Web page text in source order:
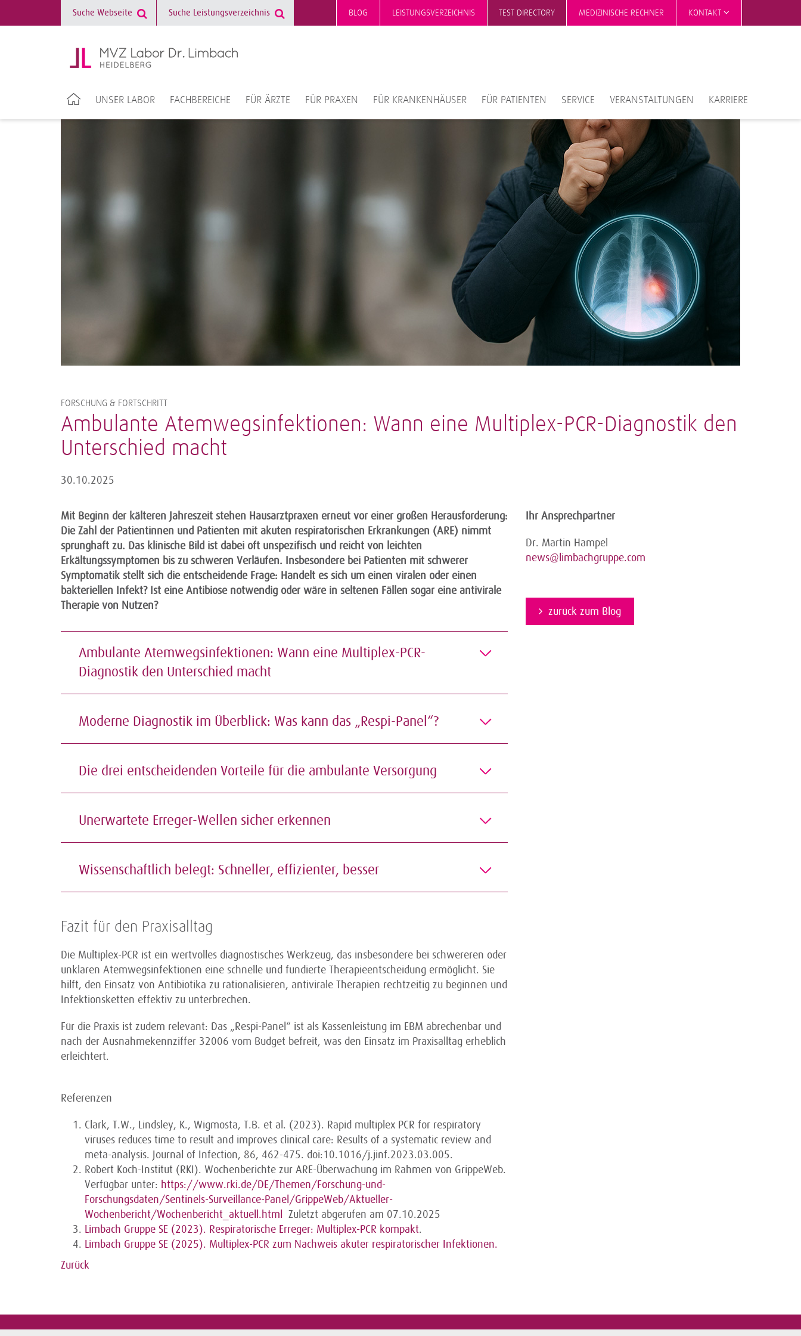
BLOG LEISTUNGSVERZEICHNIS TEST DIRECTORY MEDIZINISCHE RECHNER KONTAKT
UNSER LABOR FACHBEREICHE FÜR ÄRZTE FÜR PRAXEN FÜR KRANKENHÄUSER FÜR PATIENTEN SERVICE VERANSTALTUNGEN KARRIERE
FORSCHUNG & FORTSCHRITT
Ambulante Atemwegsinfektionen: Wann eine Multiplex-PCR-Diagnostik den
Unterschied macht
30.10.2025
Mit Beginn der kälteren Jahreszeit stehen Hausarztpraxen erneut vor einer großen Herausforderung:
Die Zahl der Patientinnen und Patienten mit akuten respiratorischen Erkrankungen (ARE) nimmt
sprunghaft zu. Das klinische Bild ist dabei oft unspezifisch und reicht von leichten
Erkältungssymptomen bis zu schweren Verläufen. Insbesondere bei Patienten mit schwerer
Symptomatik stellt sich die entscheidende Frage: Handelt es sich um einen viralen oder einen
bakteriellen Infekt? Ist eine Antibiose notwendig oder wäre in seltenen Fällen sogar eine antivirale
Therapie von Nutzen?
Ambulante Atemwegsinfektionen: Wann eine Multiplex-PCR-
Diagnostik den Unterschied macht
Moderne Diagnostik im Überblick: Was kann das „Respi-Panel“?
Die drei entscheidenden Vorteile für die ambulante Versorgung
Unerwartete Erreger-Wellen sicher erkennen
Wissenschaftlich belegt: Schneller, effizienter, besser
Fazit für den Praxisalltag
Die Multiplex-PCR ist ein wertvolles diagnostisches Werkzeug, das insbesondere bei schwereren oder
unklaren Atemwegsinfektionen eine schnelle und fundierte Therapieentscheidung ermöglicht. Sie
hilft, den Einsatz von Antibiotika zu rationalisieren, antivirale Therapien rechtzeitig zu beginnen und
Infektionsketten effektiv zu unterbrechen.
Für die Praxis ist zudem relevant: Das „Respi-Panel“ ist als Kassenleistung im EBM abrechenbar und
nach der Ausnahmekennziffer 32006 vom Budget befreit, was den Einsatz im Praxisalltag erheblich
erleichtert.
Referenzen
Clark, T.W., Lindsley, K., Wigmosta, T.B. et al. (2023). Rapid multiplex PCR for respiratory
viruses reduces time to result and improves clinical care: Results of a systematic review and
meta-analysis. Journal of Infection, 86, 462-475. doi:10.1016/j.jinf.2023.03.005.
Robert Koch-Institut (RKI). Wochenberichte zur ARE-Überwachung im Rahmen von GrippeWeb.
Verfügbar unter: https://www.rki.de/DE/Themen/Forschung-und-
Forschungsdaten/Sentinels-Surveillance-Panel/GrippeWeb/Aktueller-
Wochenbericht/Wochenbericht_aktuell.html
Zuletzt abgerufen am 07.10.2025
Limbach Gruppe SE (2023). Respiratorische Erreger: Multiplex-PCR kompakt.
Limbach Gruppe SE (2025). Multiplex-PCR zum Nachweis akuter respiratorischer Infektionen.
Zurück
Ihr Ansprechpartner
Dr. Martin Hampel
news@limbachgruppe.com
zurück zum Blog